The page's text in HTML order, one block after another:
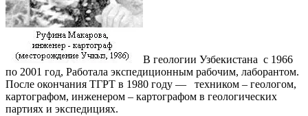
В геологии Узбекистана с 1966
по 2001 год, Работала экспедиционным рабочим, лаборантом.
После окончания ТГРТ в 1980 году — техником – геологом,
картографом, инженером – картографом в геологических
партиях и экспедициях.